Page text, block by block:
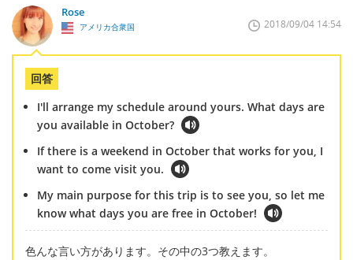
Rose
アメリカ合衆国 2018/09/04 14:54
回答
I'll arrange my schedule around yours. What days are
you available in October?
If there is a weekend in October that works for you, I
want to come visit you.
My main purpose for this trip is to see you, so let me
know what days you are free in October!
色んな言い方があります。その中の3つ教えます。